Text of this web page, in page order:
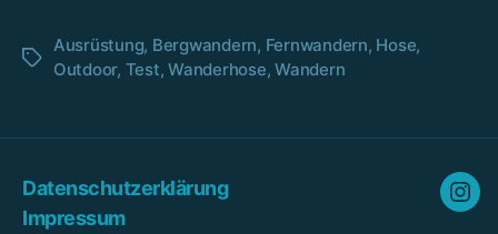
Schlagwörter
Ausrüstung, Bergwandern, Fernwandern, Hose,
Outdoor, Test,Wanderhose,Wandern
Datenschutzerklärung
Impressum